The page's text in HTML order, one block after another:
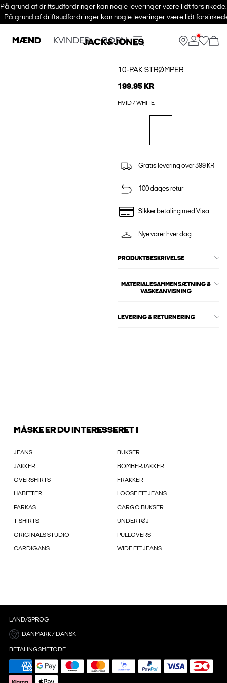
På grund af driftsudfordringer kan nogle leveringer være lidt
På grund af driftsudfordringer kan nogle leveringer være lidt
MÆND KVINDER BØRN
10-PAK STRØMPER
199.95 KR
HVID / WHITE
Gratis levering over 399 KR
100 dages retur
Sikker betaling med Visa
Nye varer hver dag
PRODUKTBESKRIVELSE
MATERIALESAMMENSÆTNING &
VASKEANVISNING
LEVERING & RETURNERING
MÅSKE ER DU INTERESSERET I
JEANS BUKSER
JAKKER BOMBERJAKKER
OVERSHIRTS FRAKKER
HABITTER LOOSE FIT JEANS
PARKAS CARGO BUKSER
T-SHIRTS UNDERTØJ
ORIGINALS STUDIO PULLOVERS
CARDIGANS WIDE FIT JEANS
LAND/SPROG
DANMARK / DANSK
BETALINGSMETODE